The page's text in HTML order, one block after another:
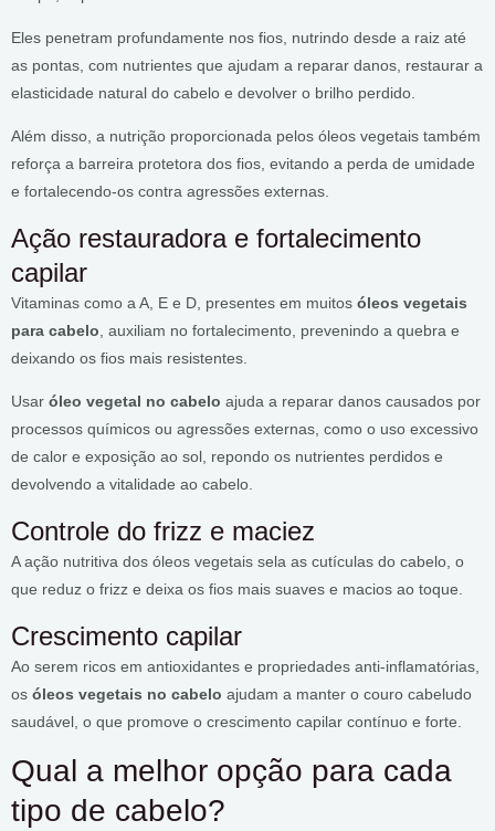
Eles penetram profundamente nos fios, nutrindo desde a raiz até
as pontas, com nutrientes que ajudam a reparar danos, restaurar a
elasticidade natural do cabelo e devolver o brilho perdido.
Além disso, a nutrição proporcionada pelos óleos vegetais também
reforça a barreira protetora dos fios, evitando a perda de umidade
e fortalecendo-os contra agressões externas.
Ação restauradora e fortalecimento
capilar
Vitaminas como a A, E e D, presentes em muitos óleos vegetais
para cabelo , auxiliam no fortalecimento, prevenindo a quebra e
deixando os fios mais resistentes.
Usar óleo vegetal no cabelo ajuda a reparar danos causados por
processos químicos ou agressões externas, como o uso excessivo
de calor e exposição ao sol, repondo os nutrientes perdidos e
devolvendo a vitalidade ao cabelo.
Controle do frizz e maciez
A ação nutritiva dos óleos vegetais sela as cutículas do cabelo, o
que reduz o frizz e deixa os fios mais suaves e macios ao toque.
Crescimento capilar
Ao serem ricos em antioxidantes e propriedades anti-inflamatórias,
os óleos vegetais no cabelo ajudam a manter o couro cabeludo
saudável, o que promove o crescimento capilar contínuo e forte.
Qual a melhor opção para cada
tipo de cabelo?